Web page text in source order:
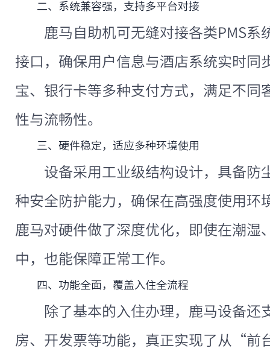
二、系统兼容强，支持多平台对接
鹿马自助机可无缝对接各类PMS系
接口，确保用户信息与酒店系统实时同
宝、银行卡等多种支付方式，满足不同
性与流畅性。
三、硬件稳定，适应多种环境使用
设备采用工业级结构设计，具备防
种安全防护能力，确保在高强度使用环
鹿马对硬件做了深度优化，即使在潮湿
中，也能保障正常工作。
四、功能全面，覆盖入住全流程
除了基本的入住办理，鹿马设备还
房、开发票等功能，真正实现了从“